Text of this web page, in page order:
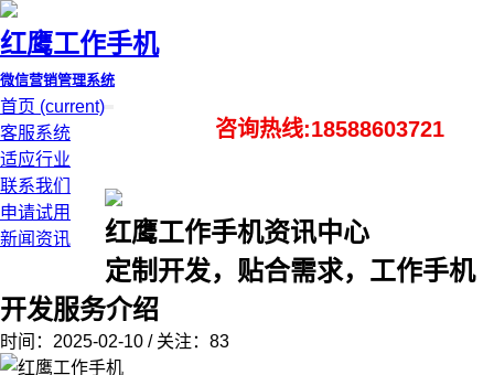
红鹰工作手机
微信营销管理系统
首页 (current)
客服系统
适应行业
联系我们
申请试用
新闻资讯
咨询热线:18588603721
红鹰工作手机资讯中心
定制开发，贴合需求，工作手机
开发服务介绍
时间：2025-02-10 / 关注：83